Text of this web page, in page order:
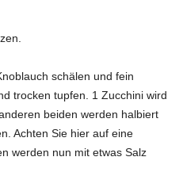
schälen und fein
trocken tupfen. 1 Zucchini wird
beiden werden halbiert
Achten Sie hier auf eine
werden nun mit etwas Salz